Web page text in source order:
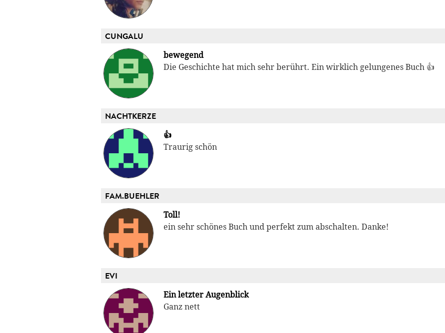
CUNGALU
bewegend
Die Geschichte hat mich sehr berührt. Ein wirklich gelungenes Buch 👍
NACHTKERZE
👍
Traurig schön
FAM.BUEHLER
Toll!
ein sehr schönes Buch und perfekt zum abschalten. Danke!
EVI
Ein letzter Augenblick
Ganz nett